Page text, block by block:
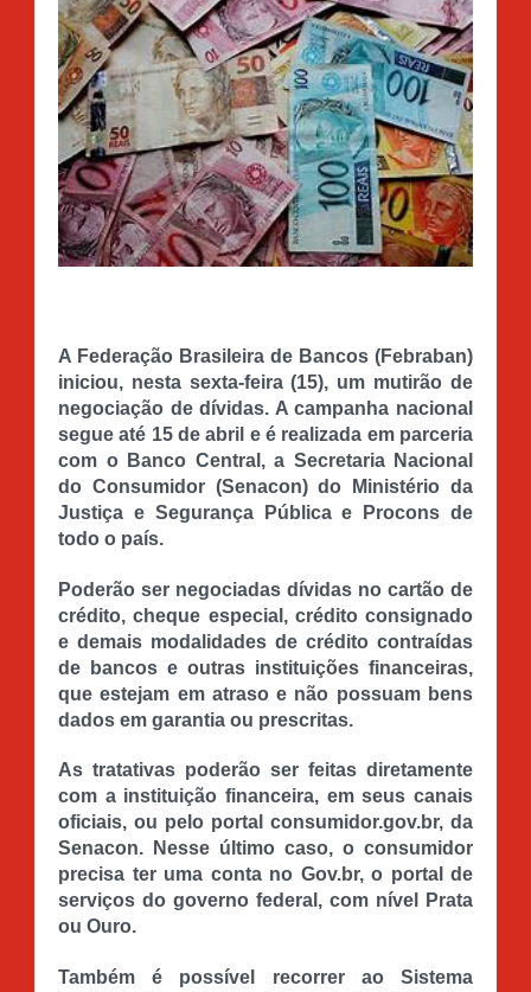
A Federação Brasileira de Bancos (Febraban)
iniciou, nesta sexta-feira (15), um mutirão de
negociação de dívidas. A campanha nacional
segue até 15 de abril e é realizada em parceria
com o Banco Central, a Secretaria Nacional
do Consumidor (Senacon) do Ministério da
Justiça e Segurança Pública e Procons de
todo o país.
Poderão ser negociadas dívidas no cartão de
crédito, cheque especial, crédito consignado
e demais modalidades de crédito contraídas
de bancos e outras instituições financeiras,
que estejam em atraso e não possuam bens
dados em garantia ou prescritas.
As tratativas poderão ser feitas diretamente
com a instituição financeira, em seus canais
oficiais, ou pelo portal consumidor.gov.br, da
Senacon. Nesse último caso, o consumidor
precisa ter uma conta no Gov.br, o portal de
serviços do governo federal, com nível Prata
ou Ouro.
Também é possível recorrer ao Sistema